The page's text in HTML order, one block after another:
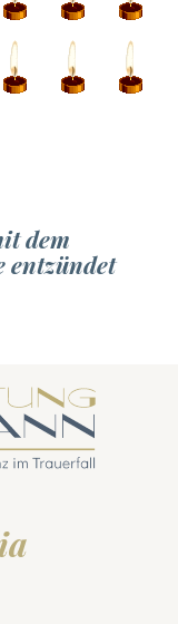
dem
entzündet